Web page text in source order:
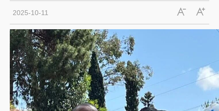
2025-10-11